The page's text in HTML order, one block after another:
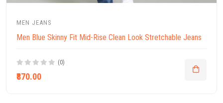
MEN JEANS
Men Blue Skinny Fit Mid-Rise Clean Look Stretchable Jeans
(0)
₹870.00